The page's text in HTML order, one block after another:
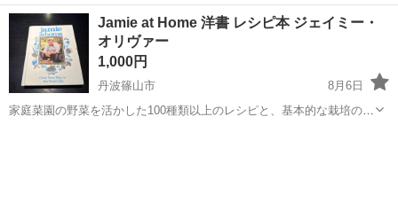
と無料♪／トラクタ本体の製造／資格経験不問★異業種からの転職活躍
中！／赴任旅費会社負担／工場まで無料送迎あり◎《大阪府堺市》 人
気の工場のお仕事 ◇トラクタ...
大阪 堺市 石津川駅 その他
Jamie at Home 洋書 レシピ本 ジェイミー・
オリヴァー
1,000円
丹波篠山市
8月6日
家庭菜園の野菜を活かした100種類以上のレシピと、基本的な栽培のヒ